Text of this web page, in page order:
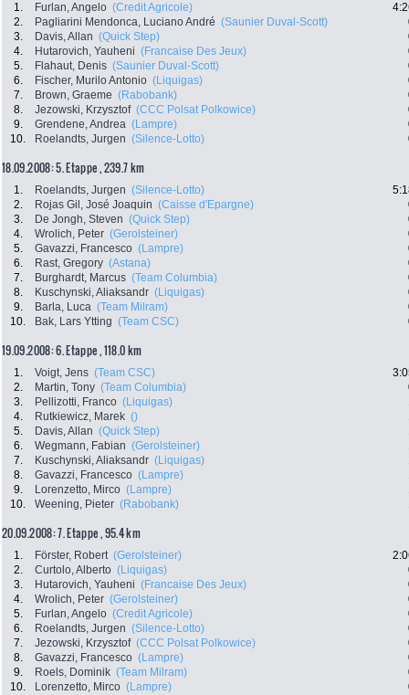
1. Furlan, Angelo (Credit Agricole)
2.
Pagliarini Mendonca, Luciano André (Saunier Duval-Scott)
3.
Davis, Allan (Quick Step)
4.
Hutarovich, Yauheni (Francaise Des Jeux)
5.
Flahaut, Denis (Saunier Duval-Scott)
6.
Fischer, Murilo Antonio (Liquigas)
7.
Brown, Graeme (Rabobank)
8.
Jezowski, Krzysztof (CCC Polsat Polkowice)
9.
Grendene, Andrea (Lampre)
10.
Roelandts, Jurgen (Silence-Lotto)
18.09.2008: 5. Etappe , 239.7 km
1. Roelandts, Jurgen (Silence-Lotto)
2.
Rojas Gil, José Joaquin (Caisse d'Epargne)
3.
De Jongh, Steven (Quick Step)
4.
Wrolich, Peter (Gerolsteiner)
5.
Gavazzi, Francesco (Lampre)
6.
Rast, Gregory (Astana)
7.
Burghardt, Marcus (Team Columbia)
8.
Kuschynski, Aliaksandr (Liquigas)
9.
Barla, Luca (Team Milram)
10.
Bak, Lars Ytting (Team CSC)
19.09.2008: 6. Etappe , 118.0 km
1. Voigt, Jens (Team CSC)
2.
Martin, Tony (Team Columbia)
3.
Pellizotti, Franco (Liquigas)
4.
Rutkiewicz, Marek ()
5.
Davis, Allan (Quick Step)
6.
Wegmann, Fabian (Gerolsteiner)
7.
Kuschynski, Aliaksandr (Liquigas)
8.
Gavazzi, Francesco (Lampre)
9.
Lorenzetto, Mirco (Lampre)
10.
Weening, Pieter (Rabobank)
20.09.2008: 7. Etappe , 95.4 km
1. Förster, Robert (Gerolsteiner)
2.
Curtolo, Alberto (Liquigas)
3.
Hutarovich, Yauheni (Francaise Des Jeux)
4.
Wrolich, Peter (Gerolsteiner)
5.
Furlan, Angelo (Credit Agricole)
6.
Roelandts, Jurgen (Silence-Lotto)
7.
Jezowski, Krzysztof (CCC Polsat Polkowice)
8.
Gavazzi, Francesco (Lampre)
9.
Roels, Dominik (Team Milram)
10.
Lorenzetto, Mirco (Lampre)